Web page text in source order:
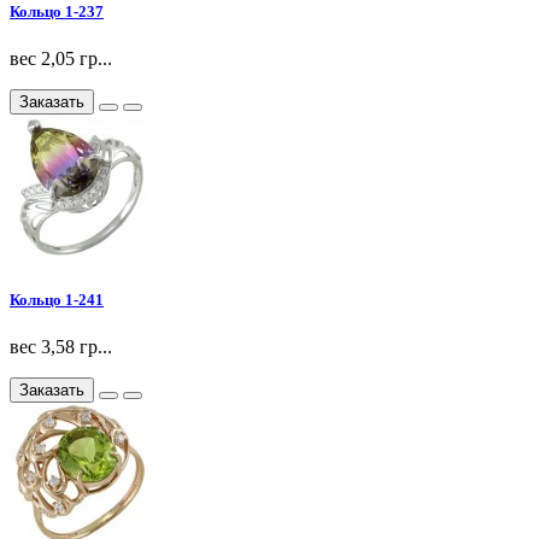
Кольцо 1-237
вес 2,05 гр...
Заказать
Кольцо 1-241
вес 3,58 гр...
Заказать